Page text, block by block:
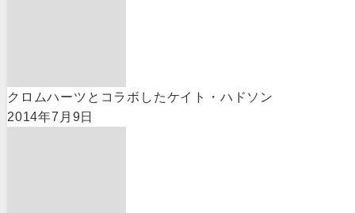
クロムハーツとコラボしたケイト・ハドソン
2014年7月9日